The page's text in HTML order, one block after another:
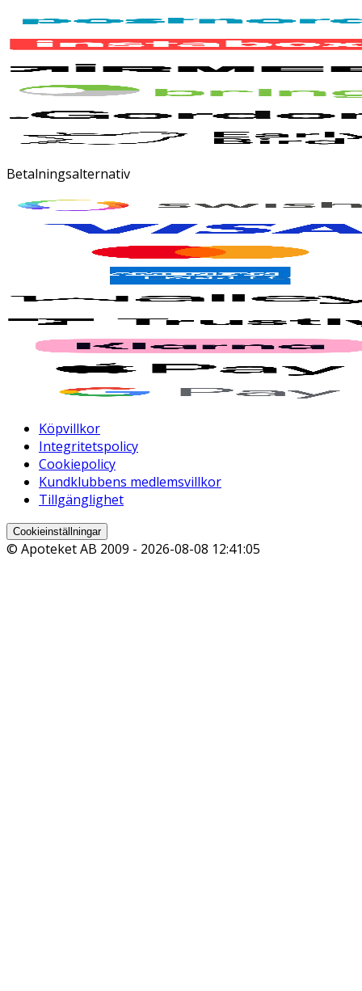
Betalningsalternativ
Köpvillkor
Integritetspolicy
Cookiepolicy
Kundklubbens medlemsvillkor
Tillgänglighet
Cookieinställningar
© Apoteket AB 2009 - 2026-08-08 12:41:05